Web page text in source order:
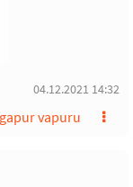
04.12.2021 14:32
vapuru